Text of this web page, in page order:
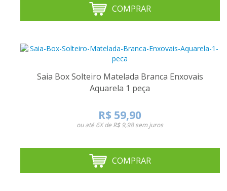
COMPRAR
Saia Box Solteiro Matelada Branca Enxovais
Aquarela 1 peça
R$ 59,90
ou até 6X de R$ 9,98sem juros
COMPRAR